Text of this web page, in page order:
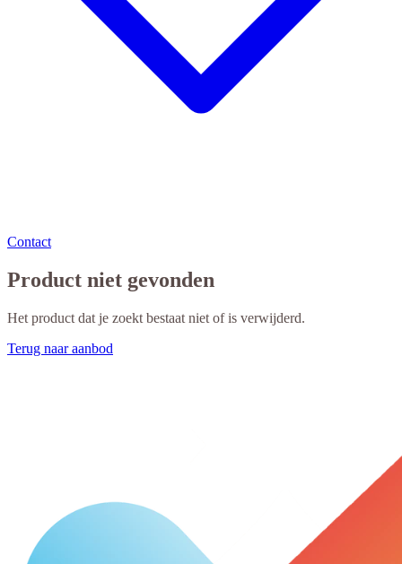
Contact
Product niet gevonden
Het product dat je zoekt bestaat niet of is verwijderd.
Terug naar aanbod